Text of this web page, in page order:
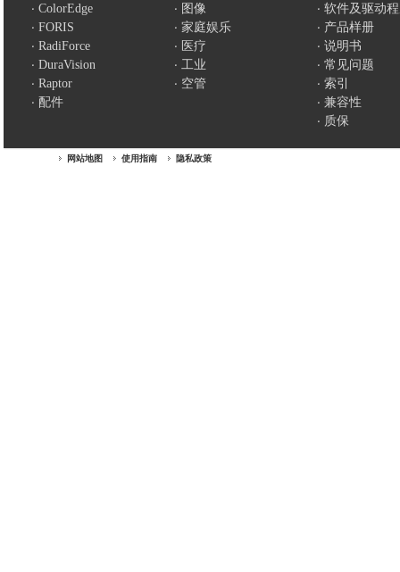
ColorEdge
FORIS
RadiForce
DuraVision
Raptor
配件
图像
家庭娱乐
医疗
工业
空管
软件及驱动
产品样册
说明书
常见问题
索引
兼容性
质保
网站地图 使用指南 隐私政策